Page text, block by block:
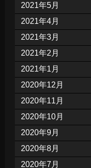
2021年5月
2021年4月
2021年3月
2021年2月
2021年1月
2020年12月
2020年11月
2020年10月
2020年9月
2020年8月
2020年7月